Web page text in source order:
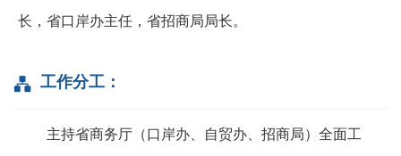
长，省口岸办主任，省招商局局长。
工作分工：
主持省商务厅（口岸办、自贸办、招商局）全面工